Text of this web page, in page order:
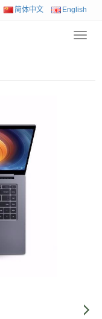
简体中文 English